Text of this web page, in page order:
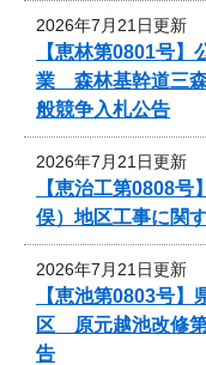
2026年7月21日更新
【恵林第0801号
業 森林基幹道三
般競争入札公告
2026年7月21日更新
【恵治工第0808
俣）地区工事に関
2026年7月21日更新
【恵池第0803号
区 原元越池改修
告